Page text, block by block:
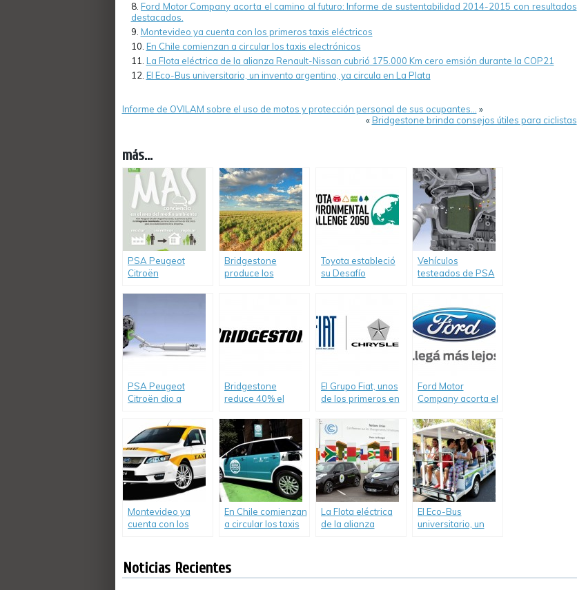
Ford Motor Company acorta el camino al futuro: Informe de sustentabilidad 2014-2015 con resultados
destacados.
Montevideo ya cuenta con los primeros taxis eléctricos
En Chile comienzan a circular los taxis electrónicos
La Flota eléctrica de la alianza Renault-Nissan cubrió 175.000 Km cero emsión durante la COP21
El Eco-Bus universitario, un invento argentino, ya circula en La Plata
Informe de OVILAM sobre el uso de motos y protección personal de sus ocupantes…
»
«Bridgestone brinda consejos útiles para ciclistas
más...
PSA Peugeot
Citroën
Bridgestone
produce los
Toyota estableció
su Desafío
Vehículos
testeados de PSA
normas de no
contaminar.
PSA Peugeot
Citroën dio a
sustentables de la
tecnología «SCR»
Bridgestone
reduce 40% el
en su planta de
Llavallol
El Grupo Fiat, unos
de los primeros en
estándar de
reporte GRI–G4,
anuncia la
publicación del
Reporte de
Sustentabilidad
2013.
Ford Motor
Company acorta el
Informe de
sustentabilidad
2014-2015 con
resultados
destacados.
Montevideo ya
cuenta con los
En Chile comienzan
a circular los taxis
La Flota eléctrica
de la alianza
El Eco-Bus
universitario, un
Noticias Recientes